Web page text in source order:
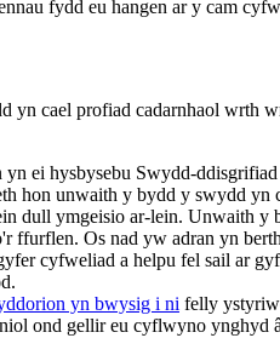
fydd eu hangen ar y cam
yn cael profiad cadarnhaol wrth
ei hysbysebu Swydd-
hon unwaith y bydd y swydd yn
dull ymgeisio ar-lein. Unwaith
ffurflen. Os nad yw adran yn
cyfweliad a helpu fel sail ar
yn bwysig i ni felly
ond gellir eu cyflwyno ynghyd